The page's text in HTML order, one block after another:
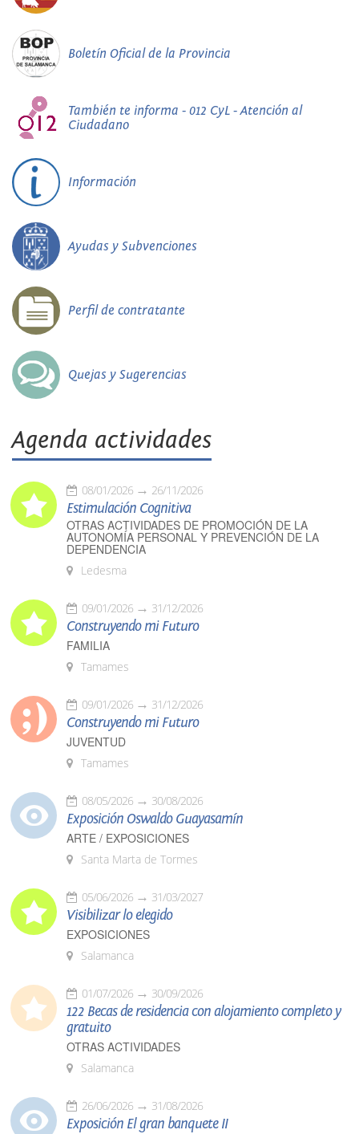
Boletín Oficial de la Provincia
También te informa - 012 CyL - Atención al
Ciudadano
Información
Ayudas y Subvenciones
Perfil de contratante
Quejas y Sugerencias
Agenda actividades
08/01/2026 26/11/2026
Estimulación Cognitiva
OTRAS ACTIVIDADES DE PROMOCIÓN DE LA
AUTONOMÍA PERSONAL Y PREVENCIÓN DE LA
DEPENDENCIA
Ledesma
09/01/2026 31/12/2026
Construyendo mi Futuro
FAMILIA
Tamames
09/01/2026 31/12/2026
Construyendo mi Futuro
JUVENTUD
Tamames
08/05/2026 30/08/2026
Exposición Oswaldo Guayasamín
ARTE / EXPOSICIONES
Santa Marta de Tormes
05/06/2026 31/03/2027
Visibilizar lo elegido
EXPOSICIONES
Salamanca
01/07/2026 30/09/2026
122 Becas de residencia con alojamiento completo y
gratuito
OTRAS ACTIVIDADES
Salamanca
26/06/2026 31/08/2026
Exposición El gran banquete II